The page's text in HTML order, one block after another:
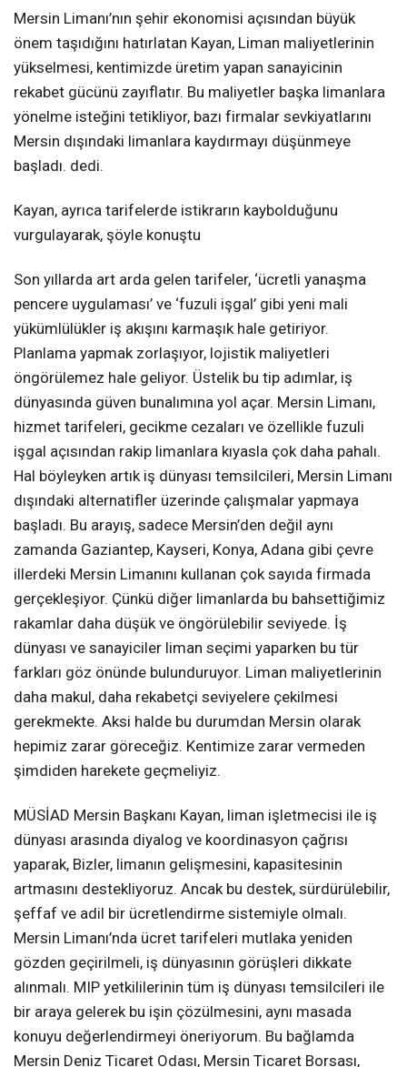
Mersin Limanı’nın şehir ekonomisi açısından büyük
önem taşıdığını hatırlatan Kayan, Liman maliyetlerinin
yükselmesi, kentimizde üretim yapan sanayicinin
rekabet gücünü zayıflatır. Bu maliyetler başka limanlara
yönelme isteğini tetikliyor, bazı firmalar sevkiyatlarını
Mersin dışındaki limanlara kaydırmayı düşünmeye
başladı. dedi.
Kayan, ayrıca tarifelerde istikrarın kaybolduğunu
vurgulayarak, şöyle konuştu
Son yıllarda art arda gelen tarifeler, ‘ücretli yanaşma
pencere uygulaması’ ve ‘fuzuli işgal’ gibi yeni mali
yükümlülükler iş akışını karmaşık hale getiriyor.
Planlama yapmak zorlaşıyor, lojistik maliyetleri
öngörülemez hale geliyor. Üstelik bu tip adımlar, iş
dünyasında güven bunalımına yol açar. Mersin Limanı,
hizmet tarifeleri, gecikme cezaları ve özellikle fuzuli
işgal açısından rakip limanlara kıyasla çok daha pahalı.
Hal böyleyken artık iş dünyası temsilcileri, Mersin Limanı
dışındaki alternatifler üzerinde çalışmalar yapmaya
başladı. Bu arayış, sadece Mersin’den değil aynı
zamanda Gaziantep, Kayseri, Konya, Adana gibi çevre
illerdeki Mersin Limanını kullanan çok sayıda firmada
gerçekleşiyor. Çünkü diğer limanlarda bu bahsettiğimiz
rakamlar daha düşük ve öngörülebilir seviyede. İş
dünyası ve sanayiciler liman seçimi yaparken bu tür
farkları göz önünde bulunduruyor. Liman maliyetlerinin
daha makul, daha rekabetçi seviyelere çekilmesi
gerekmekte. Aksi halde bu durumdan Mersin olarak
hepimiz zarar göreceğiz. Kentimize zarar vermeden
şimdiden harekete geçmeliyiz.
MÜSİAD Mersin Başkanı Kayan, liman işletmecisi ile iş
dünyası arasında diyalog ve koordinasyon çağrısı
yaparak, Bizler, limanın gelişmesini, kapasitesinin
artmasını destekliyoruz. Ancak bu destek, sürdürülebilir,
şeffaf ve adil bir ücretlendirme sistemiyle olmalı.
Mersin Limanı’nda ücret tarifeleri mutlaka yeniden
gözden geçirilmeli, iş dünyasının görüşleri dikkate
alınmalı. MIP yetkililerinin tüm iş dünyası temsilcileri ile
bir araya gelerek bu işin çözülmesini, aynı masada
konuyu değerlendirmeyi öneriyorum. Bu bağlamda
Mersin Deniz Ticaret Odası, Mersin Ticaret Borsası,